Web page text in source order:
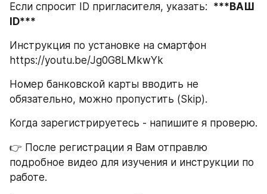
Если спросит ID пригласителя, указать: ***ВАШ
ID***
Инструкция по установке на смартфон
https://youtu.be/Jg0G8LMkwYk
Номер банковской карты вводить не
обязательно, можно пропустить (Skip).
Когда зарегистрируетесь - напишите я проверю.
👉 После регистрации я Вам отправлю
подробное видео для изучения и инструкции по
работе.